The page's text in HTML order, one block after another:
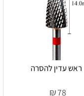
ראש עדין להסרה
₪78